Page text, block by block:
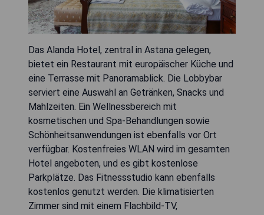
Das Alanda Hotel, zentral in Astana gelegen,
bietet ein Restaurant mit europäischer Küche und
eine Terrasse mit Panoramablick. Die Lobbybar
serviert eine Auswahl an Getränken, Snacks und
Mahlzeiten. Ein Wellnessbereich mit
kosmetischen und Spa-Behandlungen sowie
Schönheitsanwendungen ist ebenfalls vor Ort
verfügbar. Kostenfreies WLAN wird im gesamten
Hotel angeboten, und es gibt kostenlose
Parkplätze. Das Fitnessstudio kann ebenfalls
kostenlos genutzt werden. Die klimatisierten
Zimmer sind mit einem Flachbild-TV,